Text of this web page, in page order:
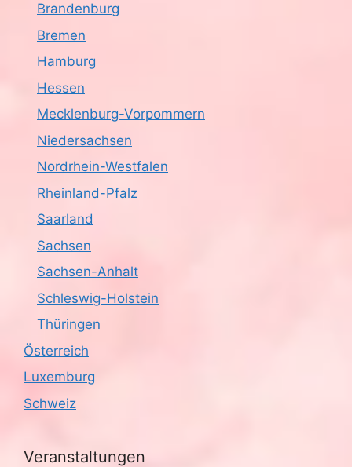
Brandenburg
Bremen
Hamburg
Hessen
Mecklenburg-Vorpommern
Niedersachsen
Nordrhein-Westfalen
Rheinland-Pfalz
Saarland
Sachsen
Sachsen-Anhalt
Schleswig-Holstein
Thüringen
Österreich
Luxemburg
Schweiz
Veranstaltungen